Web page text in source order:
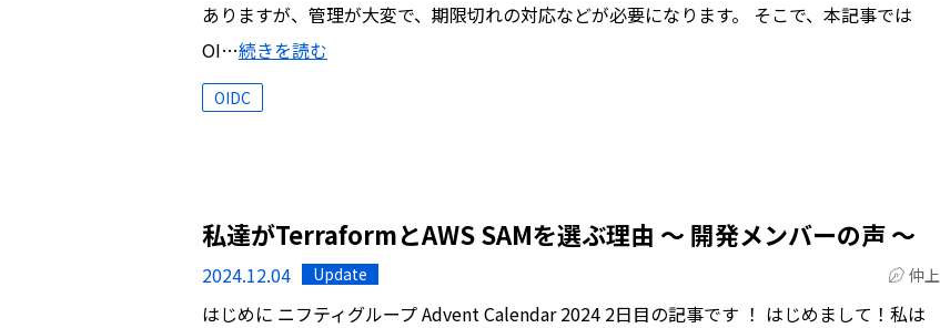
ありますが、管理が大変で、期限切れの対応などが必要になります。 そこで、本記事では
OI…続きを読む
OIDC
私達がTerraformとAWS SAMを選ぶ理由 ～ 開発メンバーの声 ～
2024.12.04 Update 仲上
はじめに ニフティグループ Advent Calendar 2024 2日目の記事です ！ はじめまして！私は